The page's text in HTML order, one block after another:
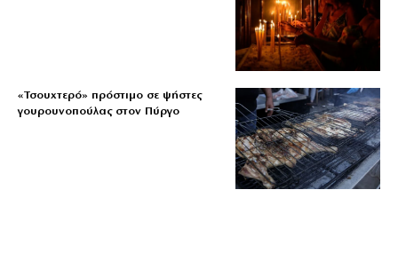
«Τσουχτερό» πρόστιμο σε ψήστες
γουρουνοπούλας στον Πύργο